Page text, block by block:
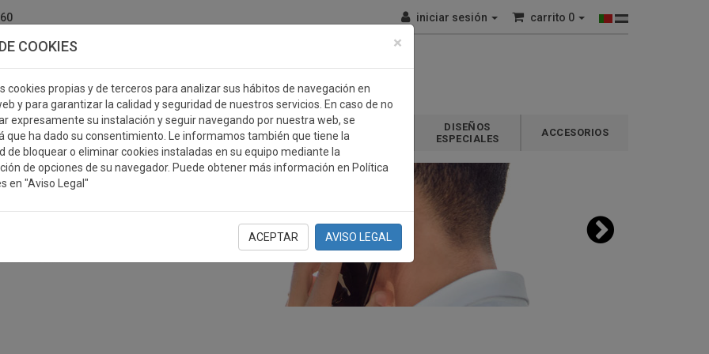
×
COOKIES
cookies propias y de terceros para analizar sus hábitos de navegación en
y para garantizar la calidad y seguridad de nuestros servicios. En caso de no
expresamente su instalación y seguir navegando por nuestra web, se
que ha dado su consentimiento. Le informamos también que tiene la
de bloquear o eliminar cookies instaladas en su equipo mediante la
de opciones de su navegador. Puede obtener más información en Política
en "Aviso Legal"
ACEPTAR AVISO LEGAL
iniciar sesión carrito 0
MEDALLAS PLACAS REGALOS
DISEÑOS
ESPECIALES
ACCESORIOS